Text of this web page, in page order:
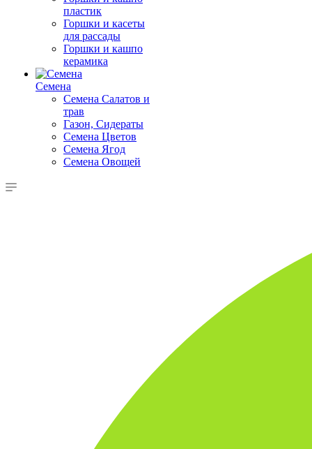
пластик
Горшки и касеты
для рассады
Горшки и кашпо
керамика
Семена
Семена Салатов и
трав
Газон, Сидераты
Семена Цветов
Семена Ягод
Семена Овощей